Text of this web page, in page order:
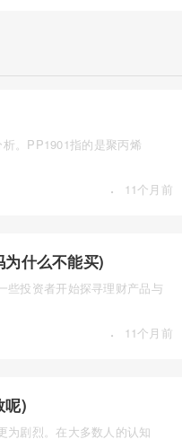
。PP1901指的是聚丙烯
· 11个月前
什么不能买)
些投资者开始探寻理财产品与
· 11个月前
呢)
为剧烈。在大多数人的认知